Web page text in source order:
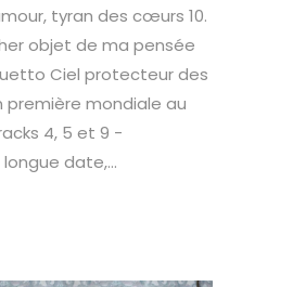
tyran des cœurs 10.
objet de ma pensée
Ciel protecteur des
première mondiale au
4, 5 et 9 -
date,...